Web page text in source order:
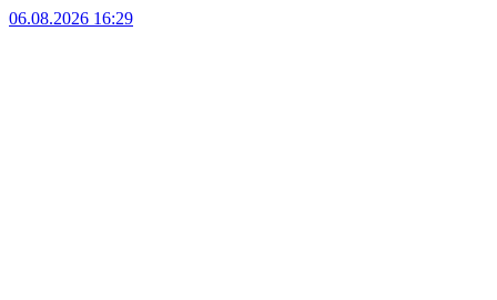
06.08.2026 16:29